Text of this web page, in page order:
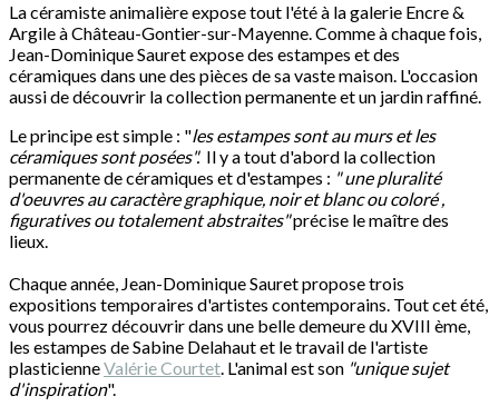
La céramiste animalière expose tout l'été à la galerie Encre &
Argile à Château-Gontier-sur-Mayenne. Comme à chaque fois,
Jean-Dominique Sauret expose des estampes et des
céramiques dans une des pièces de sa vaste maison. L'occasion
aussi de découvrir la collection permanente et un jardin raffiné.
Le principe est simple : "les estampes sont au murs et les
céramiques sont posées". Il y a tout d'abord la collection
permanente de céramiques et d'estampes : " une pluralité
d'oeuvres au caractère graphique, noir et blanc ou coloré ,
figuratives ou totalement abstraites"précise le maître des
lieux.
Chaque année, Jean-Dominique Sauret propose trois
expositions temporaires d'artistes contemporains. Tout cet été,
vous pourrez découvrir dans une belle demeure du XVIII ème,
les estampes de Sabine Delahaut et le travail de l'artiste
plasticienneValérie Courtet. L'animal est son "unique sujet
d'inspiration".